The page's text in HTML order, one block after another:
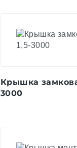
Крышка
3000